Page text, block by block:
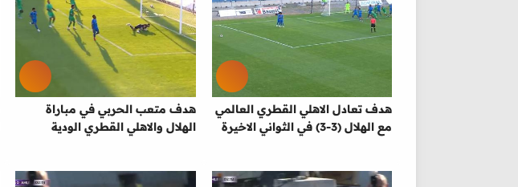
هدف تعادل الاهلي القطري العالمي
مع الهلال (3-3) في الثواني الاخيرة
هدف متعب الحربي في مباراة
الهلال والاهلي القطري الودية